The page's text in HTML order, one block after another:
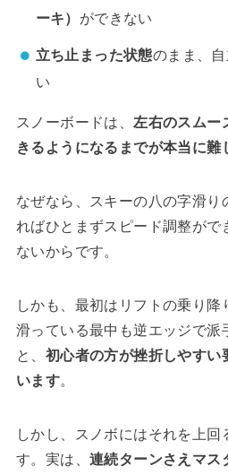
ーキ） ができない
立ち止まった状態のまま、
い
スノーボードは、左右のスムー
きるようになるまでが本当に難
なぜなら、スキーの八の字滑り
ればひとまずスピード調整がで
ないからです。
しかも、最初はリフトの乗り降
滑っている最中も逆エッジで派
と、 初心者の方が挫折しやすい
います。
しかし、スノボにはそれを上回
す。実は、 連続ターンさえマス